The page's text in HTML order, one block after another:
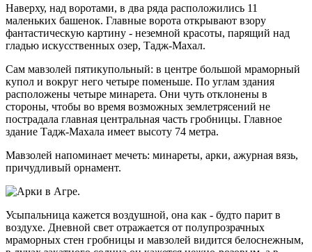
Наверху, над воротами, в два ряда расположились 11
маленьких башенок. Главные ворота открывают взору
фантастическую картину - неземной красоты, парящий над
гладью искусственных озер, Тадж-Махал.
Сам мавзолей пятикупольный: в центре большой мраморный
купол и вокруг него четыре поменьше. По углам здания
расположены четыре минарета. Они чуть отклонены в
стороны, чтобы во время возможных землетрясений не
пострадала главная центральная часть гробницы. Главное
здание Тадж-Махала имеет высоту 74 метра.
Мавзолей напоминает мечеть: минареты, арки, ажурная вязь,
причудливый орнамент.
Усыпальница кажется воздушной, она как - будто парит в
воздухе. Дневной свет отражается от полупрозрачных
мраморных стен гробницы и мавзолей видится белоснежным,